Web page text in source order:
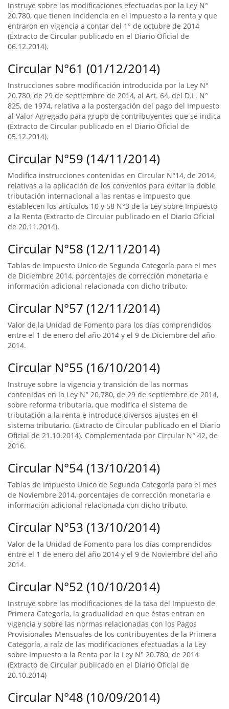
Instruye sobre las modificaciones efectuadas por la Ley N°
20.780, que tienen incidencia en el impuesto a la renta y que
entraron en vigencia a contar del 1° de octubre de 2014
(Extracto de Circular publicado en el Diario Oficial de
06.12.2014).
Circular N°61 (01/12/2014)
Instrucciones sobre modificación introducida por la Ley N°
20.780, de 29 de septiembre de 2014, al Art. 64, del D.L. N°
825, de 1974, relativa a la postergación del pago del Impuesto
al Valor Agregado para grupo de contribuyentes que se indica
(Extracto de Circular publicado en el Diario Oficial de
05.12.2014).
Circular N°59 (14/11/2014)
Modifica instrucciones contenidas en Circular N°14, de 2014,
relativas a la aplicación de los convenios para evitar la doble
tributación internacional a las rentas e impuesto que
establecen los artículos 10 y 58 N°3 de la Ley sobre Impuesto
a la Renta (Extracto de Circular publicado en el Diario Oficial
de 20.11.2014).
Circular N°58 (12/11/2014)
Tablas de Impuesto Unico de Segunda Categoría para el mes
de Diciembre 2014, porcentajes de corrección monetaria e
información adicional relacionada con dicho tributo.
Circular N°57 (12/11/2014)
Valor de la Unidad de Fomento para los días comprendidos
entre el 1 de enero del año 2014 y el 9 de Diciembre del año
2014.
Circular N°55 (16/10/2014)
Instruye sobre la vigencia y transición de las normas
contenidas en la Ley N° 20.780, de 29 de septiembre de 2014,
sobre reforma tributaria, que modifica el sistema de
tributación a la renta e introduce diversos ajustes en el
sistema tributario. (Extracto de Circular publicado en el Diario
Oficial de 21.10.2014). Complementada por Circular N° 42, de
2016.
Circular N°54 (13/10/2014)
Tablas de Impuesto Unico de Segunda Categoría para el mes
de Noviembre 2014, porcentajes de corrección monetaria e
información adicional relacionada con dicho tributo.
Circular N°53 (13/10/2014)
Valor de la Unidad de Fomento para los días comprendidos
entre el 1 de enero del año 2014 y el 9 de Noviembre del año
2014.
Circular N°52 (10/10/2014)
Instruye sobre las modificaciones de la tasa del Impuesto de
Primera Categoría, la gradualidad en que éstas entran en
vigencia y sobre las normas relacionadas con los Pagos
Provisionales Mensuales de los contribuyentes de la Primera
Categoría, a raíz de las modificaciones efectuadas a la Ley
sobre Impuesto a la Renta por la Ley N° 20.780, de 2014
(Extracto de Circular publicado en el Diario Oficial de
20.10.2014)
Circular N°48 (10/09/2014)